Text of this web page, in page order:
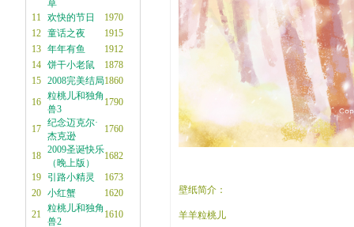
草
11
欢快的节日
1970
12 童话之夜
1915
13 年年有鱼
1912
14 饼干小老鼠
1878
15 2008完美结局1860
16
粒桃儿和独角
兽3
1790
17
纪念迈克尔·
杰克逊
1760
18
2009圣诞快乐
（晚上版）
1682
19
引路小精灵
1673
20 小红蟹
1620
21
粒桃儿和独角
兽2
1610
壁纸简介：
羊羊粒桃儿